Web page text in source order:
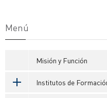
Menú
Misión y Función
Institutos de